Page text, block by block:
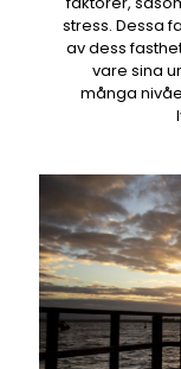
stress. Dessa
av dess
vare sina
många